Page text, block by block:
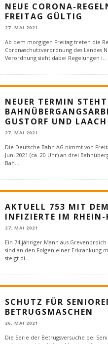
NEUE CORONA-
FREITAG GÜLTIG
27. MAI 2021
Ab dem morgigen Freitag treten die
Coronaschutzverordnung des Landes
Verordnung sieht dabei Regelungen i
NEUER TERMIN
GUSTORF UND LAACH
27. MAI 2021
Die Deutsche Bahn AG nimmt von
Juni 2021 (ca. 20 Uhr) an drei
Bah
AKTUELL 753 MIT
INFIZIERTE IM RHEIN-
27. MAI 2021
Ein 74-jähriger Mann aus
sind an den Folgen einer Erkrankung
steigt di
SCHUTZ FÜR
BETRUGSMASCHEN
26. MAI 2021
Die Serie der Betrugsversuche bei